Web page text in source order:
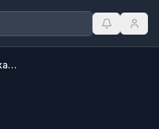
Информационный канал МАОУ лицей № 100